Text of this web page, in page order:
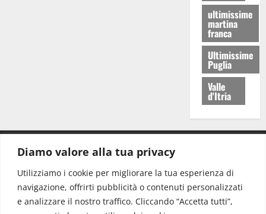
Diamo valore alla tua privacy
Utilizziamo i cookie per migliorare la tua esperienza di
navigazione, offrirti pubblicità o contenuti personalizzati
e analizzare il nostro traffico. Cliccando “Accetta tutti”,
ultimissime
martina
franca
Ultimissime
Puglia
Valle
d'Itria
Redazione: redazione@www.martinasera.it
Direttore:direttore@www.martinasera.it